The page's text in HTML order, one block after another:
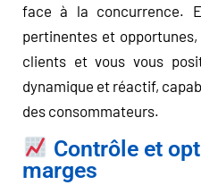
face à la concurrence.
pertinentes et
clients et vous vous
dynamique et réactif,
des consommateurs.
Contrôle et
marges